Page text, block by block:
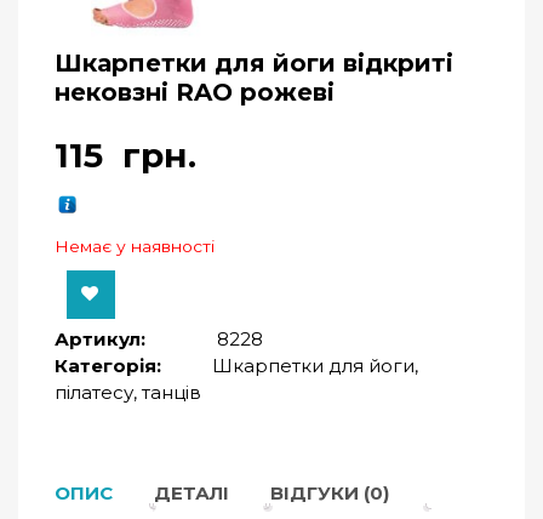
Шкарпетки для йоги відкриті
нековзні RAO рожеві
115 грн.
Немає у наявності
Артикул:
8228
Категорія:
Шкарпетки для йоги,
пілатесу, танців
ОПИС ДЕТАЛІ ВІДГУКИ (0)